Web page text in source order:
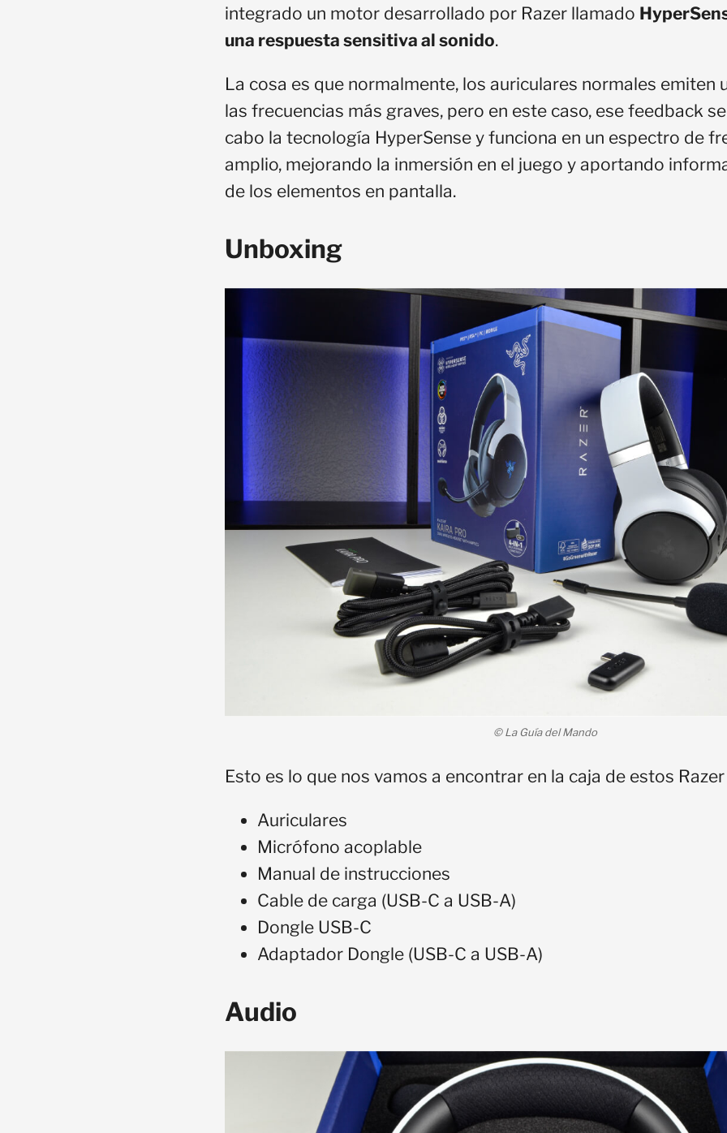
integrado un motor desarrollado por Razer llamado
una respuesta sensitiva al sonido.
La cosa es que normalmente, los auriculares normales emiten
las frecuencias más graves, pero en este caso, ese feedback
cabo la tecnología HyperSense y funciona en un espectro de
amplio, mejorando la inmersión en el juego y aportando
de los elementos en pantalla.
Unboxing
© La Guía del Mando
Esto es lo que nos vamos a encontrar en la caja de estos
Auriculares
Micrófono acoplable
Manual de instrucciones
Cable de carga (USB-C a USB-A)
Dongle USB-C
Adaptador Dongle (USB-C a USB-A)
Audio